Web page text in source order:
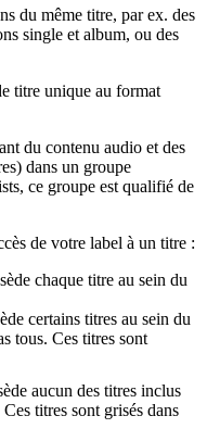
du même titre, par ex. des
single et album, ou des
titre unique au format
du contenu audio et des
dans un groupe
ce groupe est qualifié de
de votre label à un titre :
chaque titre au sein du
certains titres au sein du
tous. Ces titres sont
aucun des titres inclus
titres sont grisés dans